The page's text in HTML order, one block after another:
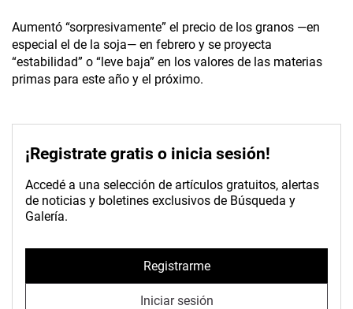
Aumentó “sorpresivamente” el precio de los granos —en
especial el de la soja— en febrero y se proyecta
“estabilidad” o “leve baja” en los valores de las materias
primas para este año y el próximo.
¡Registrate gratis o inicia sesión!
Accedé a una selección de artículos gratuitos, alertas
de noticias y boletines exclusivos de Búsqueda y
Galería.
Registrarme
Iniciar sesión